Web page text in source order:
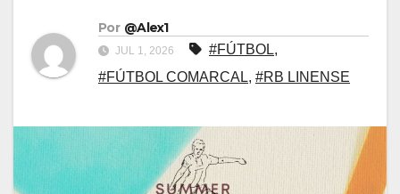
Por @Alex1
JUL 1, 2026 #FÚTBOL,
#FÚTBOL COMARCAL, #RB LINENSE